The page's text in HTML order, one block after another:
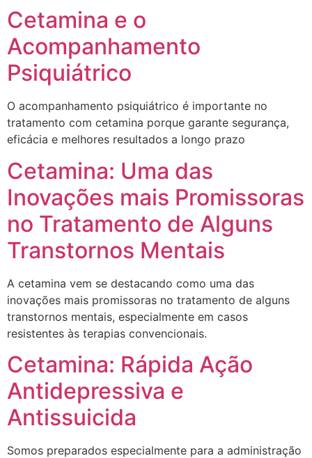
Cetamina e o
Acompanhamento
Psiquiátrico
O acompanhamento psiquiátrico é importante no
tratamento com cetamina porque garante segurança,
eficácia e melhores resultados a longo prazo
Cetamina: Uma das
Inovações mais Promissoras
no Tratamento de Alguns
Transtornos Mentais
A cetamina vem se destacando como uma das
inovações mais promissoras no tratamento de alguns
transtornos mentais, especialmente em casos
resistentes às terapias convencionais.
Cetamina: Rápida Ação
Antidepressiva e
Antissuicida
Somos preparados especialmente para a administração